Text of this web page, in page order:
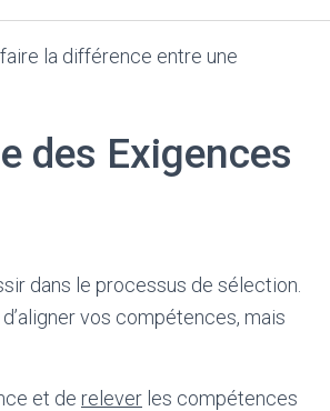
la différence entre une
des Exigences
dans le processus de sélection.
vos compétences, mais
et de relever les compétences